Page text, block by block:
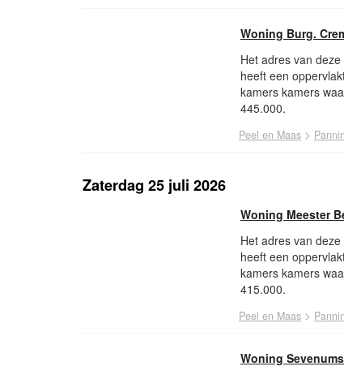
Woning Burg.
Het adres van
heeft een
kamers kamers
445.000.
Peel en Maas >
Zaterdag 25 juli 2026
Woning Meester
Het adres van
heeft een
kamers kamers
415.000.
Peel en Maas >
Woning